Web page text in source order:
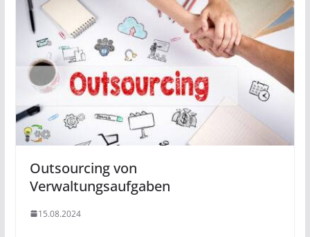
Outsourcing von
Verwaltungsaufgaben
15.08.2024